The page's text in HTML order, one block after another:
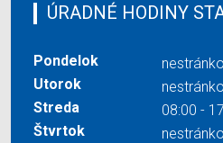
ÚRADNÉ HODINY
Pondelok
Utorok
Streda
08:00 -
Štvrtok